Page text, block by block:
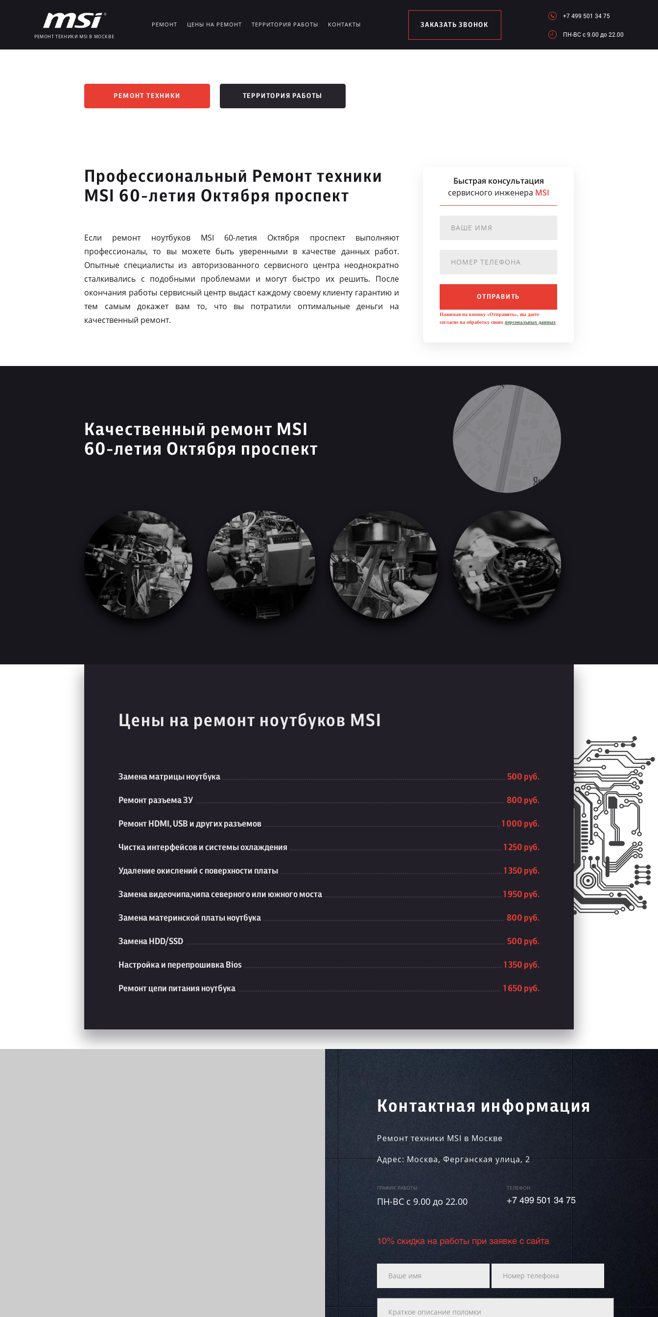
РЕМОНТ ТЕХНИКИ MSI В МОСКВЕ
РЕМОНТ ЦЕНЫ НА РЕМОНТ ТЕРРИТОРИЯ РАБОТЫ КОНТАКТЫ ЗАКАЗАТЬ ЗВОНОК
+7 499 501 34 75
ПН-ВC c 9.00 до 22.00
РЕМОНТ ТЕХНИКИ ТЕРРИТОРИЯ РАБОТЫ
Профессиональный Ремонт техники
MSI 60-летия Октября проспект
Если ремонт ноутбуков MSI 60-летия Октября проспект выполняют
профессионалы, то вы можете быть уверенными в качестве данных работ.
Опытные специалисты из авторизованного сервисного центра неоднократно
сталкивались с подобными проблемами и могут быстро их решить. После
окончания работы сервисный центр выдаст каждому своему клиенту гарантию и
тем самым докажет вам то, что вы потратили оптимальные деньги на
качественный ремонт.
Быстрая консультация
сервисного инженера MSI
ОТПРАВИТЬ
Нажимая на кнопку «Отправить», вы даете
согласие на обработку своих персональных данных
Качественный ремонт MSI
60-летия Октября проспект
Цены на ремонт ноутбуков MSI
Замена матрицы ноутбука 500 руб.
Ремонт разъема ЗУ 800 руб.
Ремонт HDMI, USB и других разъемов 1 000 руб.
Чистка интерфейсов и системы охлаждения 1 250 руб.
Удаление окислений с поверхности платы 1 350 руб.
Замена видеочипа,чипа северного или южного моста 1 950 руб.
Замена материнской платы ноутбука 800 руб.
Замена HDD/SSD 500 руб.
Настройка и перепрошивка Bios 1 350 руб.
Ремонт цепи питания ноутбука 1 650 руб.
Контактная информация
Ремонт техники MSI в Москве
Адрес:Москва,Ферганская улица, 2
ГРАФИК РАБОТЫ
ПН-ВC c 9.00 до 22.00
ТЕЛЕФОН
+7 499 501 34 75
10% скидка на работы при заявке с сайта